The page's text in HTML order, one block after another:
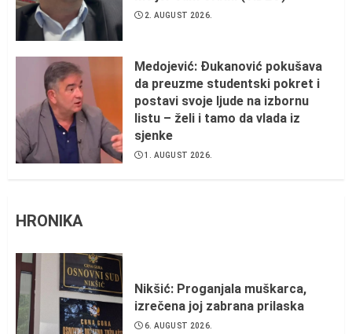
2. AUGUST 2026.
Medojević: Đukanović pokušava
da preuzme studentski pokret i
postavi svoje ljude na izbornu
listu – želi i tamo da vlada iz
sjenke
1. AUGUST 2026.
HRONIKA
Nikšić: Proganjala muškarca,
izrečena joj zabrana prilaska
6. AUGUST 2026.